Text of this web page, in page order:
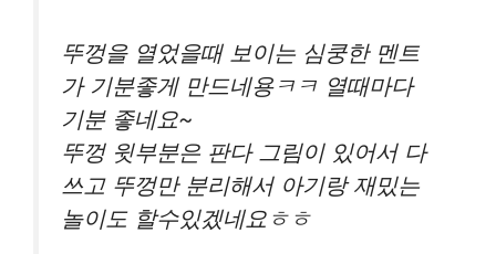
뚜껑을 열었을때 보이는 심쿵한 멘트
가 기분좋게 만드네용ㅋㅋ 열때마다
기분 좋네요~
뚜껑 윗부분은 판다 그림이 있어서 다
쓰고 뚜껑만 분리해서 아기랑 재밌는
놀이도 할수있겠네요ㅎㅎ